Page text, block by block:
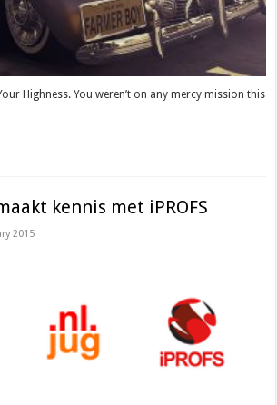
Highness. You weren’t on any mercy mission this
kennis met iPROFS
2015